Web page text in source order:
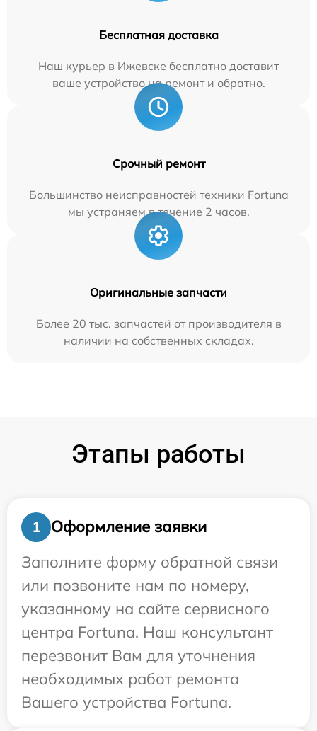
Бесплатная доставка
Наш курьер в Ижевске бесплатно доставит
ваше устройство на ремонт и обратно.
Срочный ремонт
Большинство неисправностей техники Fortuna
мы устраняем в течение 2 часов.
Оригинальные запчасти
Более 20 тыс. запчастей от производителя в
наличии на собственных складах.
Этапы работы
1
Оформление заявки
Заполните форму обратной связи
или позвоните нам по номеру,
указанному на сайте сервисного
центра Fortuna. Наш консультант
перезвонит Вам для уточнения
необходимых работ ремонта
Вашего устройства Fortuna.